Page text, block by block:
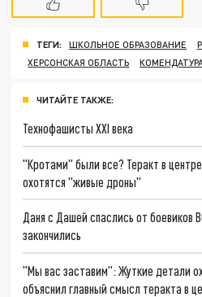
ТЕГИ: ШКОЛЬНОЕ ОБРАЗОВАНИЕ
ХЕРСОНСКАЯ ОБЛАСТЬ
ЧИТАЙТЕ ТАКЖЕ:
Технофашисты XXI века
"Кротами" были все? Теракт в
охотятся "живые дроны"
Даня с Дашей спаслись от боевиков
закончились
"Мы вас заставим": Жуткие детали
объяснил главный смысл теракта в